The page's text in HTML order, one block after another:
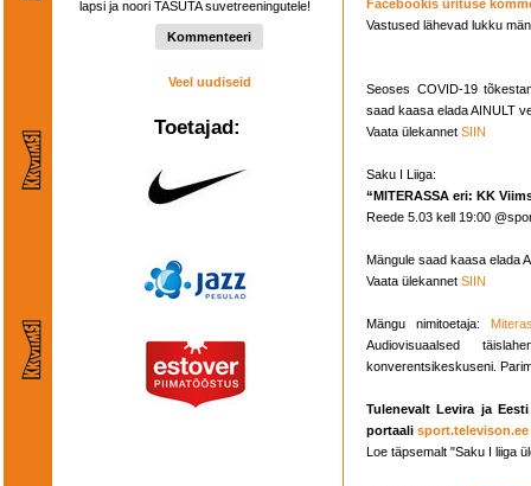
lapsi ja noori TASUTA suvetreeningutele!
Kommenteeri
Veel uudiseid
Toetajad:
Facebookis ürituse
Vastused lähevad lukku
Seoses COVID-19
saad kaasa elada AINULT
Vaata ülekannet SIIN
Saku I Liiga:
“MITERASSA eri: KK
Reede 5.03 kell 19:00
Mängule saad kaasa elada
Vaata ülekannet SIIN
Mängu nimitoetaja:
Audiovisuaalsed
konverentsikeskuseni.
Tulenevalt Levira ja
portaali sport.televison.ee
Loe täpsemalt "Saku I liiga